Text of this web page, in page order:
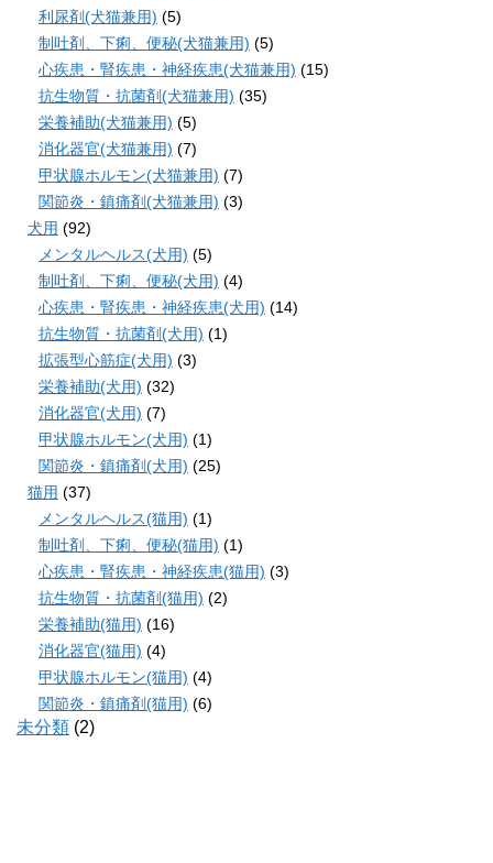
利尿剤(犬猫兼用) (5)
制吐剤、下痢、便秘(犬猫兼用) (5)
心疾患・腎疾患・神経疾患(犬猫兼用) (15)
抗生物質・抗菌剤(犬猫兼用) (35)
栄養補助(犬猫兼用) (5)
消化器官(犬猫兼用) (7)
甲状腺ホルモン(犬猫兼用) (7)
関節炎・鎮痛剤(犬猫兼用) (3)
犬用 (92)
メンタルヘルス(犬用) (5)
制吐剤、下痢、便秘(犬用) (4)
心疾患・腎疾患・神経疾患(犬用) (14)
抗生物質・抗菌剤(犬用) (1)
拡張型心筋症(犬用) (3)
栄養補助(犬用) (32)
消化器官(犬用) (7)
甲状腺ホルモン(犬用) (1)
関節炎・鎮痛剤(犬用) (25)
猫用 (37)
メンタルヘルス(猫用) (1)
制吐剤、下痢、便秘(猫用) (1)
心疾患・腎疾患・神経疾患(猫用) (3)
抗生物質・抗菌剤(猫用) (2)
栄養補助(猫用) (16)
消化器官(猫用) (4)
甲状腺ホルモン(猫用) (4)
関節炎・鎮痛剤(猫用) (6)
未分類 (2)